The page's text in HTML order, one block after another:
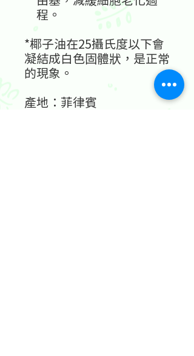
程。
*椰子油在25攝氏度以下會
凝結成白色固體狀，是正常
的現象。
產地：菲律賓